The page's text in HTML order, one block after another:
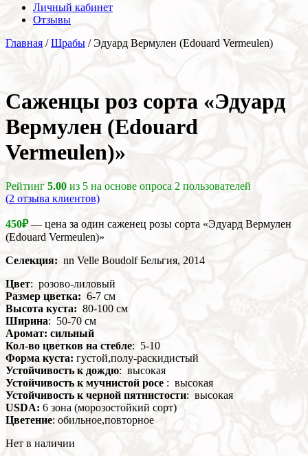
Личный кабинет
Отзывы
Главная /Шрабы / Эдуард Вермулен (Edouard Vermeulen)
Cаженцы роз сорта «Эдуард
Вермулен (Edouard
Vermeulen)»
Рейтинг 5.00 из 5 на основе опроса 2 пользователей
(2 отзыва клиентов)
450₽— цена за один саженец розы сорта «Эдуард Вермулен
(Edouard Vermeulen)»
Селекция: nn Velle Boudolf Бельгия, 2014
Цвет: розово-лиловый
Размер цветка: 6-7 см
Высота куста: 80-100 см
Ширина: 50-70 см
Аромат: сильный
Кол-во цветков на стебле: 5-10
Форма куста: густой,полу-раскидистый
Устойчивость к дождю: высокая
Устойчивость к мучнистой росе : высокая
Устойчивость к черной пятнистости: высокая
USDA: 6 зона (морозостойкий сорт)
Цветение: обильное,повторное
Нет в наличии